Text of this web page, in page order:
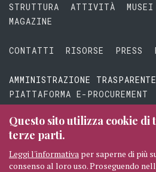
STRUTTURA ATTIVITÀ MUSEI
MAGAZINE
CONTATTI RISORSE PRESS
AMMINISTRAZIONE TRASPARENTE
PIATTAFORMA E-PROCUREMENT
TERMINI E CONDIZIONI
Questo sito utilizza cookie di
terze parti.
Leggi l'informativa per saperne di più
consenso al loro uso. Proseguendo